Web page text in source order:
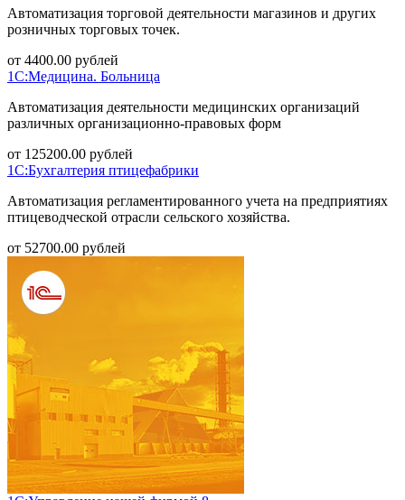
Автоматизация торговой деятельности магазинов и других
розничных торговых точек.
от 4400.00 рублей
1С:Медицина. Больница
Автоматизация деятельности медицинских организаций
различных организационно-правовых форм
от 125200.00 рублей
1С:Бухгалтерия птицефабрики
Автоматизация регламентированного учета на предприятиях
птицеводческой отрасли сельского хозяйства.
от 52700.00 рублей